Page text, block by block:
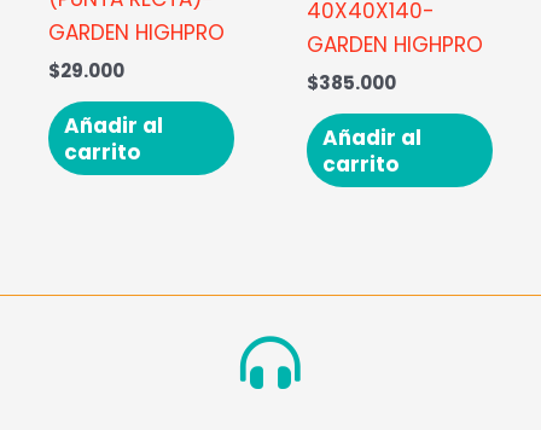
GARDEN HIGHPRO
$29.000
Añadir al
carrito
40X40X140-
GARDEN HIGHPRO
$385.000
Añadir al
carrito